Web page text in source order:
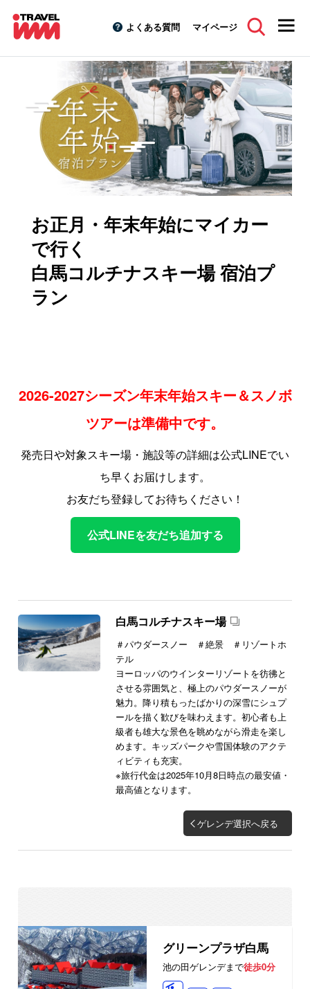
よくある質問
マイページ
スキーツアーTOP
お正月・年末年始ス
お正月・年末年始にマイカー
で行く
白馬コルチナスキー場 宿泊プ
ラン
2026-2027シーズン年末年始スキー＆スノボ
ツアーは準備中です。
発売日や対象スキー場・施設等の詳細は公式LINEでい
ち早くお届けします。
お友だち登録してお待ちください！
公式LINEを友だち追加する
白馬コルチナスキー場
＃パウダースノー ＃絶景 ＃リゾートホ
テル
ヨーロッパのウインターリゾートを彷彿と
させる雰囲気と、極上のパウダースノーが
魅力。降り積もったばかりの深雪にシュプ
ールを描く歓びを味わえます。初心者も上
級者も雄大な景色を眺めながら滑走を楽し
めます。キッズパークや雪国体験のアクテ
ィビティも充実。
※旅行代金は2025年10月8日時点の最安値・
最高値となります。
ゲレンデ選択へ戻る
グリーンプラザ白馬
池の田ゲレンデまで徒歩0分